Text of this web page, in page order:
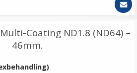
★★★★
Coating ND1.8 (ND64) –
46mm.